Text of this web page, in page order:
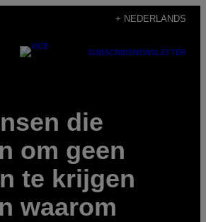
+ NEDERLANDS
SUBSCRIBENEWSLETTER
die
om geen
te krijgen
waarom